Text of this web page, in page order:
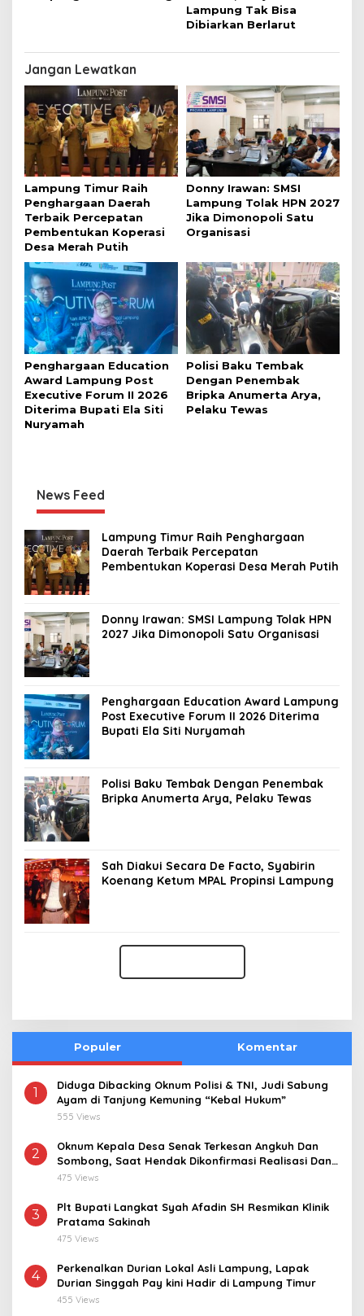
Lampung Tak Bisa
Dibiarkan Berlarut
Jangan Lewatkan
Lampung Timur Raih
Penghargaan Daerah
Terbaik Percepatan
Pembentukan Koperasi
Desa Merah Putih
Donny Irawan: SMSI
Lampung Tolak HPN 2027
Jika Dimonopoli Satu
Organisasi
Penghargaan Education
Award Lampung Post
Executive Forum II 2026
Diterima Bupati Ela Siti
Nuryamah
Polisi Baku Tembak
Dengan Penembak
Bripka Anumerta Arya,
Pelaku Tewas
News Feed
Lampung Timur Raih Penghargaan
Daerah Terbaik Percepatan
Pembentukan Koperasi Desa Merah Putih
Donny Irawan: SMSI Lampung Tolak HPN
2027 Jika Dimonopoli Satu Organisasi
Penghargaan Education Award Lampung
Post Executive Forum II 2026 Diterima
Bupati Ela Siti Nuryamah
Polisi Baku Tembak Dengan Penembak
Bripka Anumerta Arya, Pelaku Tewas
Sah Diakui Secara De Facto, Syabirin
Koenang Ketum MPAL Propinsi Lampung
Populer Komentar
1
Diduga Dibacking Oknum Polisi & TNI, Judi Sabung
Ayam di Tanjung Kemuning “Kebal Hukum”
555 Views
2
Oknum Kepala Desa Senak Terkesan Angkuh Dan
Sombong, Saat Hendak Dikonfirmasi Realisasi Dana
Desa 2021-2024
475 Views
3
Plt Bupati Langkat Syah Afadin SH Resmikan Klinik
Pratama Sakinah
475 Views
4
Perkenalkan Durian Lokal Asli Lampung, Lapak
Durian Singgah Pay kini Hadir di Lampung Timur
455 Views